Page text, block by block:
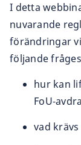
I detta
nuvarande
förändringar
följande
hur kan
vad